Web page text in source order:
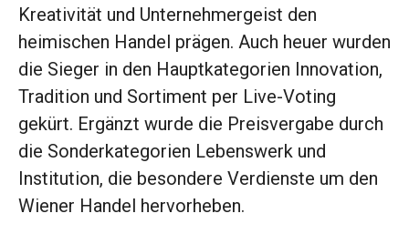
Kreativität und Unternehmergeist den
heimischen Handel prägen. Auch heuer wurden
die Sieger in den Hauptkategorien Innovation,
Tradition und Sortiment per Live-Voting
gekürt. Ergänzt wurde die Preisvergabe durch
die Sonderkategorien Lebenswerk und
Institution, die besondere Verdienste um den
Wiener Handel hervorheben.